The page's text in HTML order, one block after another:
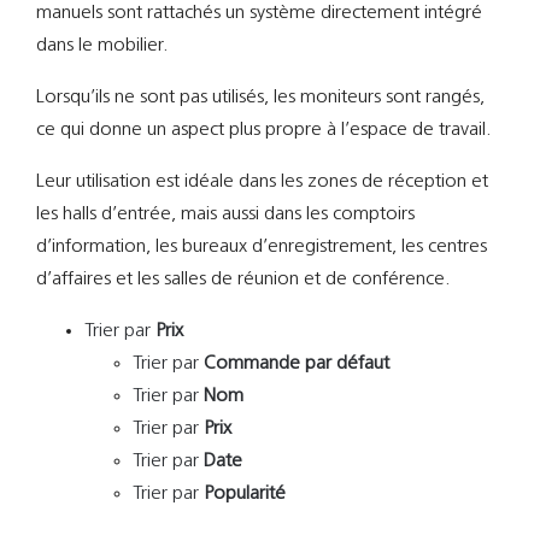
manuels sont rattachés un système directement intégré
dans le mobilier.
Lorsqu’ils ne sont pas utilisés, les moniteurs sont rangés,
ce qui donne un aspect plus propre à l’espace de travail.
Leur utilisation est idéale dans les zones de réception et
les halls d’entrée, mais aussi dans les comptoirs
d’information, les bureaux d’enregistrement, les centres
d’affaires et les salles de réunion et de conférence.
Trier par Prix
Trier par Commande par défaut
Trier par Nom
Trier par Prix
Trier par Date
Trier par Popularité